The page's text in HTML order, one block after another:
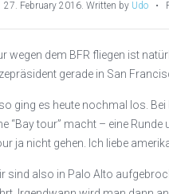
27. February 2016 Written by Udo •
wegen dem BFR fliegen ist
gerade in San
ging es heute nochmal los.
“Bay tour” macht – eine
ja nicht gehen. Ich liebe
sind also in Palo Alto